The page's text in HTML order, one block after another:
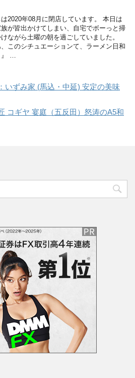
2020年08月に閉店しています。 本日は
が皆出かけてしまい、自宅でボーっと掃
ながら土曜の朝を過ごしていました。
このシチュエーションて、ラーメン日和
』 …
いずみ家 (馬込・中延) 安定の美味
コギヤ 宴庭（五反田）怒涛のA5和